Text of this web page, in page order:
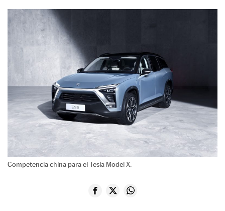
Competencia china para el Tesla Model X.